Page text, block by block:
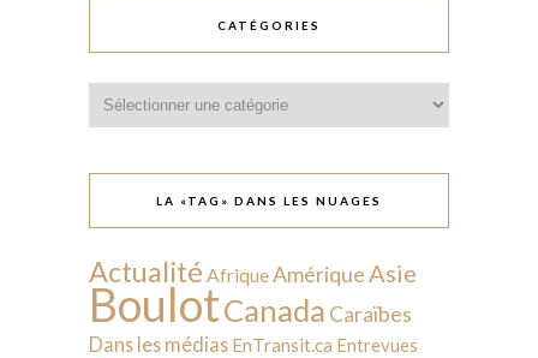
CATÉGORIES
LA «TAG» DANS LES NUAGES
Actualité AfriqueAmériqueAsie
BoulotCanada Caraïbes
Dans les médias EnTransit.ca Entrevues